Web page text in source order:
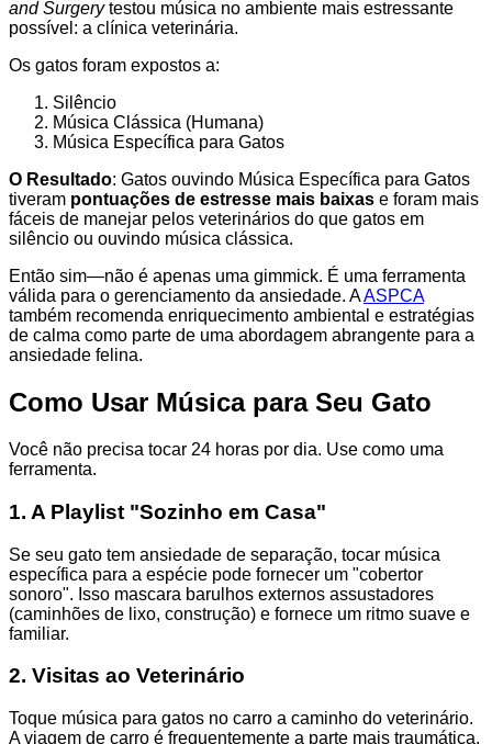
and Surgerytestou música no ambiente mais estressante
possível: a clínica veterinária.
Os gatos foram expostos a:
Silêncio
Música Clássica (Humana)
Música Específica para Gatos
O Resultado: Gatos ouvindo Música Específica para Gatos
tiveram pontuações de estresse mais baixas e foram mais
fáceis de manejar pelos veterinários do que gatos em
silêncio ou ouvindo música clássica.
Então sim—não é apenas uma gimmick. É uma ferramenta
válida para o gerenciamento da ansiedade. AASPCA
também recomenda enriquecimento ambiental e estratégias
de calma como parte de uma abordagem abrangente para a
ansiedade felina.
Como Usar Música para Seu Gato
Você não precisa tocar 24 horas por dia. Use como uma
ferramenta.
1. A Playlist "Sozinho em Casa"
Se seu gato tem ansiedade de separação, tocar música
específica para a espécie pode fornecer um "cobertor
sonoro". Isso mascara barulhos externos assustadores
(caminhões de lixo, construção) e fornece um ritmo suave e
familiar.
2. Visitas ao Veterinário
Toque música para gatos no carro a caminho do veterinário.
A viagem de carro é frequentemente a parte mais traumática.